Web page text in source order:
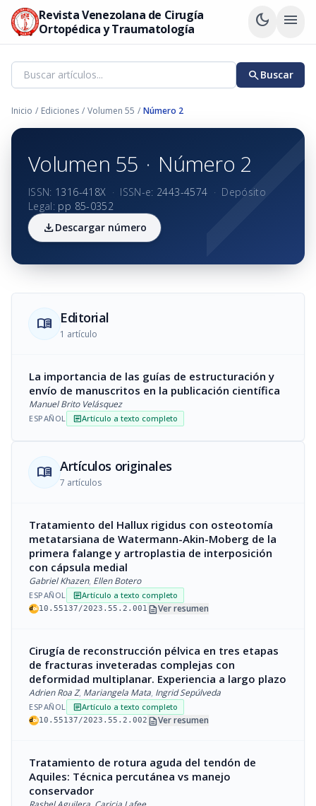
Revista Venezolana de Cirugía
Ortopédica y Traumatología
dark_mode menu
searchBuscar
Inicio / Ediciones / Volumen 55 / Número 2
Volumen 55 · Número 2
ISSN: 1316-418X · ISSN-e: 2443-4574 · Depósito
Legal: pp 85-0352
downloadDescargar número
menu_book Editorial
1 artículo
La importancia de las guías de estructuración y
envío de manuscritos en la publicación científica
Manuel Brito Velásquez
ESPAÑOL articleArtículo a texto completo
menu_book Artículos originales
7 artículos
Tratamiento del Hallux rigidus con osteotomía
metatarsiana de Watermann-Akin-Moberg de la
primera falange y artroplastia de interposición
con cápsula medial
Gabriel Khazen, Ellen Botero
ESPAÑOL articleArtículo a texto completo
10.55137/2023.55.2.001 descriptionVer resumen
Cirugía de reconstrucción pélvica en tres etapas
de fracturas inveteradas complejas con
deformidad multiplanar. Experiencia a largo plazo
Adrien Roa Z, Mariangela Mata, Ingrid Sepúlveda
ESPAÑOL articleArtículo a texto completo
10.55137/2023.55.2.002 descriptionVer resumen
Tratamiento de rotura aguda del tendón de
Aquiles: Técnica percutánea vs manejo
conservador